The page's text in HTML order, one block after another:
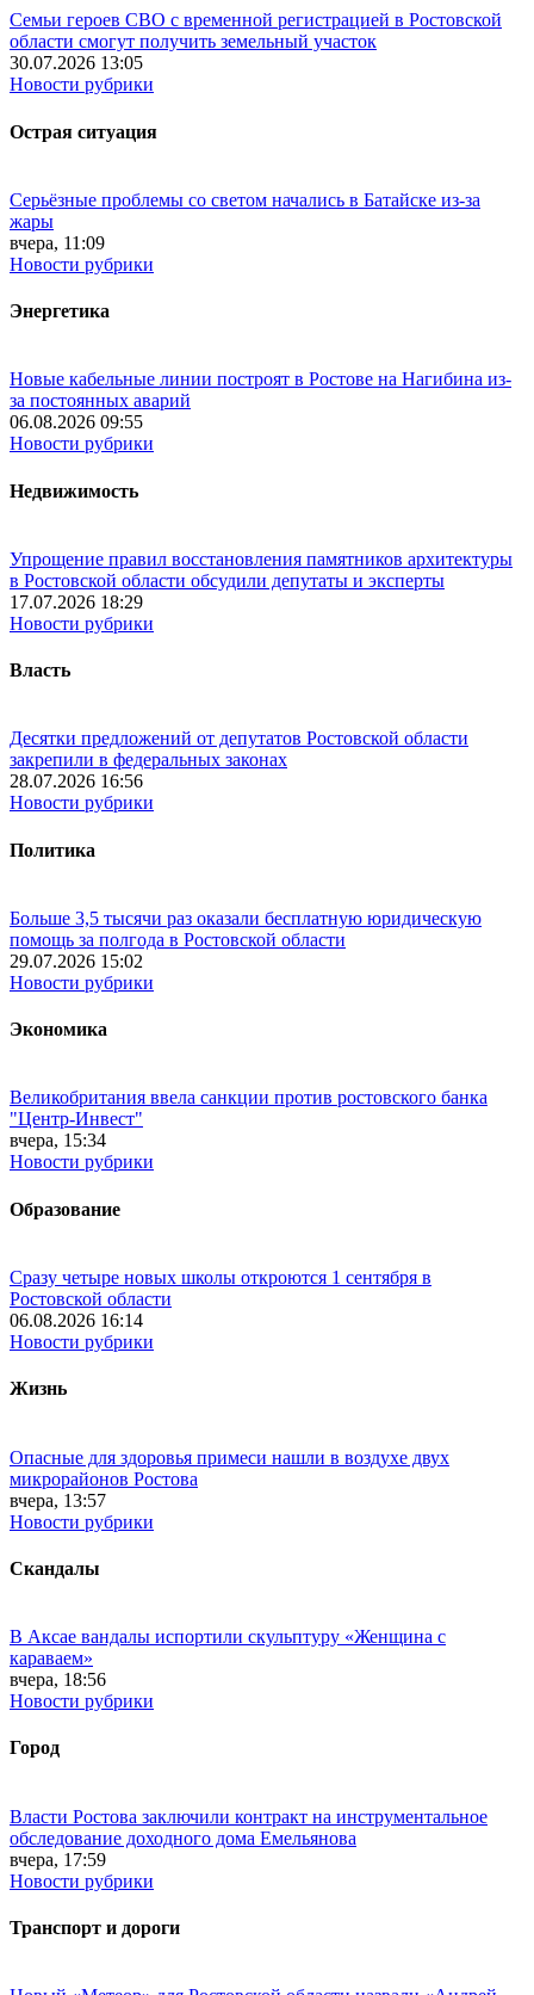
Семьи героев СВО с временной регистрацией в Ростовской
области смогут получить земельный участок
30.07.2026 13:05
Новости рубрики
Острая ситуация
Серьёзные проблемы со светом начались в Батайске из-за
жары
вчера, 11:09
Новости рубрики
Энергетика
Новые кабельные линии построят в Ростове на Нагибина из-
за постоянных аварий
06.08.2026 09:55
Новости рубрики
Недвижимость
Упрощение правил восстановления памятников архитектуры
в Ростовской области обсудили депутаты и эксперты
17.07.2026 18:29
Новости рубрики
Власть
Десятки предложений от депутатов Ростовской области
закрепили в федеральных законах
28.07.2026 16:56
Новости рубрики
Политика
Больше 3,5 тысячи раз оказали бесплатную юридическую
помощь за полгода в Ростовской области
29.07.2026 15:02
Новости рубрики
Экономика
Великобритания ввела санкции против ростовского банка
"Центр-Инвест"
вчера, 15:34
Новости рубрики
Образование
Сразу четыре новых школы откроются 1 сентября в
Ростовской области
06.08.2026 16:14
Новости рубрики
Жизнь
Опасные для здоровья примеси нашли в воздухе двух
микрорайонов Ростова
вчера, 13:57
Новости рубрики
Скандалы
В Аксае вандалы испортили скульптуру «Женщина с
караваем»
вчера, 18:56
Новости рубрики
Город
Власти Ростова заключили контракт на инструментальное
обследование доходного дома Емельянова
вчера, 17:59
Новости рубрики
Транспорт и дороги